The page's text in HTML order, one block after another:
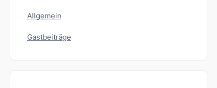
Allgemein
Gastbeiträge